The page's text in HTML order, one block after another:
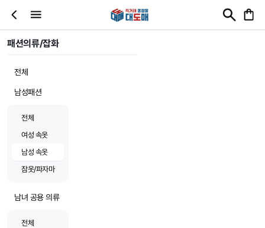
패션의류/잡화
전체
남성패션
전체
여성 속옷
남성 속옷
잠옷/파자마
남녀 공용 의류
전체